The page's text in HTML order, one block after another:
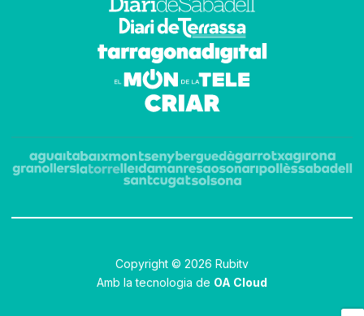
Copyright © 2026 Rubitv
Amb la tecnologia de OA Cloud